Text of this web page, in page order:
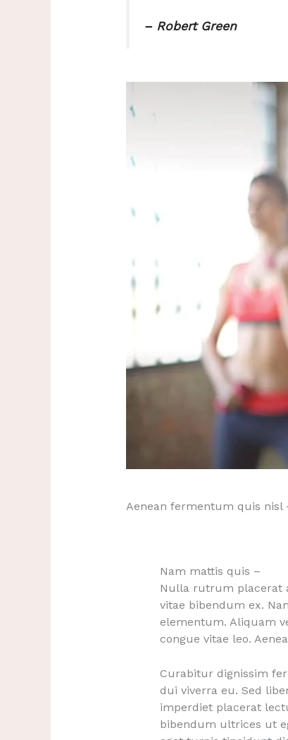
– Robert Green
Aenean fermentum quis nisl
Nam mattis quis –
Nulla rutrum placerat
vitae bibendum ex.
elementum. Aliquam
congue vitae leo.
Curabitur dignissim
dui viverra eu. Sed
imperdiet placerat
bibendum ultrices ut